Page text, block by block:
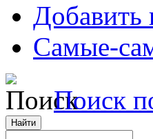
Добавить
Самые-
Поиск